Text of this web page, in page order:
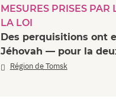
MESURES PRISES PAR
LA LOI
Des perquisitions ont
Jéhovah — pour la
Région de Tomsk